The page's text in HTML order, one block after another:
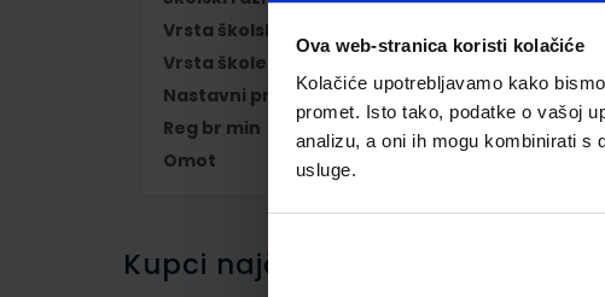
Ova web-stranica koristi kolačiće
Kolačiće upotrebljavamo kako
promet. Isto tako, podatke o vašoj
analizu, a oni ih mogu kombinirati s
usluge.
Vrsta školske knjige
Vrsta škole
Nastavni predmet
INFORMATIKA
Reg br min
7004
Omot
Kupci najčešće biraju..